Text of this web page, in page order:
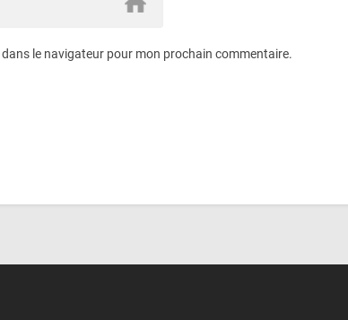
le navigateur pour mon prochain commentaire.